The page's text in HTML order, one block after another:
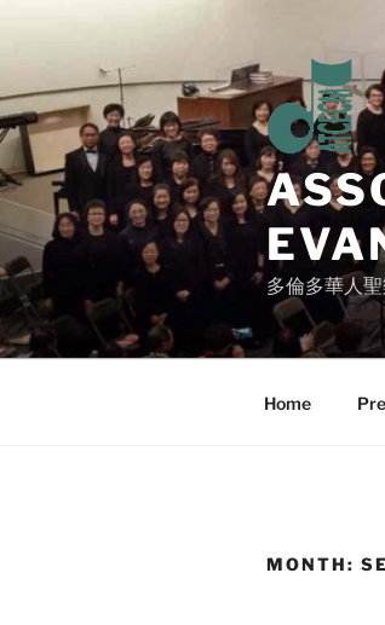
多倫多華人
Home
MONTH: